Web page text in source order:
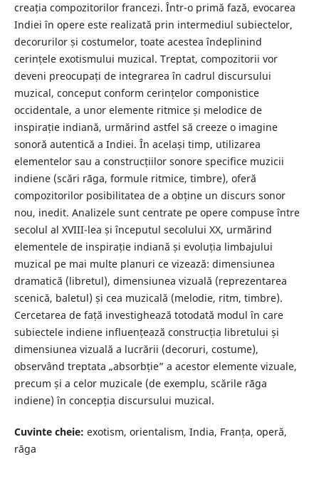
creația compozitorilor francezi. Într-o primă fază, evocarea
Indiei în opere este realizată prin intermediul subiectelor,
decorurilor și costumelor, toate acestea îndeplinind
cerințele exotismului muzical. Treptat, compozitorii vor
deveni preocupați de integrarea în cadrul discursului
muzical, conceput conform cerințelor componistice
occidentale, a unor elemente ritmice și melodice de
inspirație indiană, urmărind astfel să creeze o imagine
sonoră autentică a Indiei. În același timp, utilizarea
elementelor sau a construcțiilor sonore specifice muzicii
indiene (scări rāga, formule ritmice, timbre), oferă
compozitorilor posibilitatea de a obține un discurs sonor
nou, inedit. Analizele sunt centrate pe opere compuse între
secolul al XVIII-lea și începutul secolului XX, urmărind
elementele de inspirație indiană și evoluția limbajului
muzical pe mai multe planuri ce vizează: dimensiunea
dramatică (libretul), dimensiunea vizuală (reprezentarea
scenică, baletul) și cea muzicală (melodie, ritm, timbre).
Cercetarea de față investighează totodată modul în care
subiectele indiene influențează construcția libretului și
dimensiunea vizuală a lucrării (decoruri, costume),
observând treptata „absorbție” a acestor elemente vizuale,
precum și a celor muzicale (de exemplu, scările rāga
indiene) în concepția discursului muzical.
Cuvinte cheie: exotism, orientalism, India, Franța, operă,
rāga